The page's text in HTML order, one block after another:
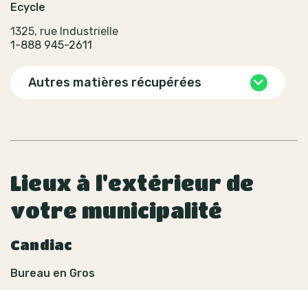
Ecycle
1325, rue Industrielle
1-888 945-2611
Autres matières récupérées
Lieux à l'extérieur de
votre municipalité
Candiac
Bureau en Gros